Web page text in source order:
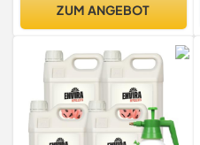
empfindliche Oberflächen
ZUM ANGEBOT